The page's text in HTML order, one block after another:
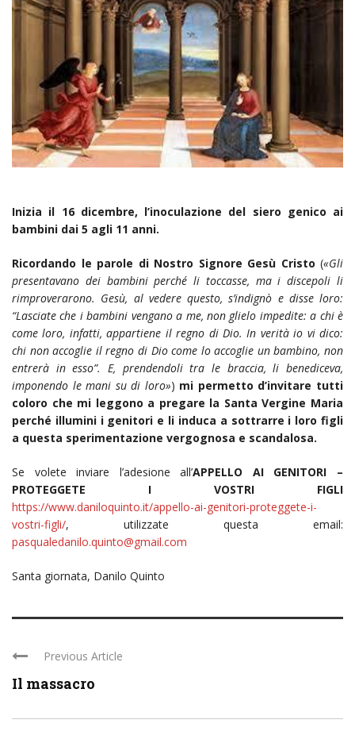
Inizia il 16 dicembre, l’inoculazione del siero genico ai
bambini dai 5 agli 11 anni.
Ricordando le parole di Nostro Signore Gesù Cristo («Gli
presentavano dei bambini perché li toccasse, ma i discepoli li
rimproverarono. Gesù, al vedere questo, s’indignò e disse loro:
“Lasciate che i bambini vengano a me, non glielo impedite: a chi è
come loro, infatti, appartiene il regno di Dio. In verità io vi dico:
chi non accoglie il regno di Dio come lo accoglie un bambino, non
entrerà in esso”. E, prendendoli tra le braccia, li benediceva,
imponendo le mani su di loro») mi permetto d’invitare tutti
coloro che mi leggono a pregare la Santa Vergine Maria
perché illumini i genitori e li induca a sottrarre i loro figli
a questa sperimentazione vergognosa e scandalosa.
Se volete inviare l’adesione all’APPELLO AI GENITORI –
PROTEGGETE I VOSTRI FIGLI
https://www.daniloquinto.it/appello-ai-genitori-proteggete-i-
vostri-figli/, utilizzate questa email:
pasqualedanilo.quinto@gmail.com
Santa giornata, Danilo Quinto
Previous Article
Il massacro